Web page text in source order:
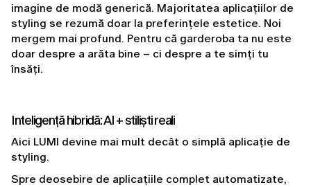
imagine de modă generică. Majoritatea aplicațiilor de
styling se rezumă doar la preferințele estetice. Noi
mergem mai profund. Pentru că garderoba ta nu este
doar despre a arăta bine – ci despre a te simți tu
însăți.
Inteligență hibridă: AI + stiliști reali
Aici LUMI devine mai mult decât o simplă aplicație de
styling.
Spre deosebire de aplicațiile complet automatizate,